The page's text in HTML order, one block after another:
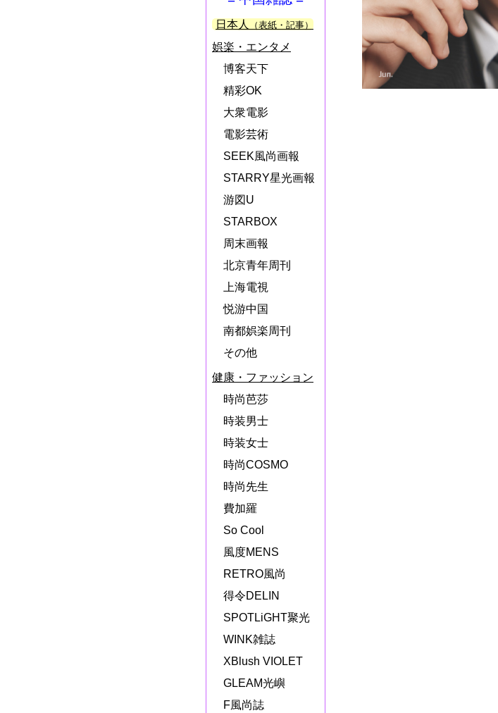
日本人 （表紙・記事）
娯楽・エンタメ
博客天下
精彩OK
大衆電影
電影芸術
SEEK風尚画報
STARRY星光画報
游図U
STARBOX
周末画報
北京青年周刊
上海電視
悦游中国
南都娯楽周刊
その他
健康・ファッション
時尚芭莎
時装男士
時装女士
時尚COSMO
時尚先生
費加羅
So Cool
風度MENS
RETRO風尚
得令DELIN
SPOTLiGHT聚光
WINK雑誌
XBlush VIOLET
GLEAM光嶼
F風尚誌